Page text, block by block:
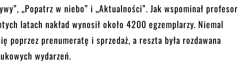
„Popatrz w niebo” i „Aktualności”. Jak wspominał profesor
latach nakład wynosił około 4200 egzemplarzy. Niemal
poprzez prenumeratę i sprzedaż, a reszta była rozdawana
wydarzeń.